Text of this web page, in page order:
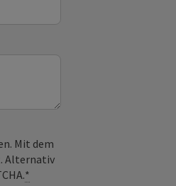
Mit dem
Alternativ
*